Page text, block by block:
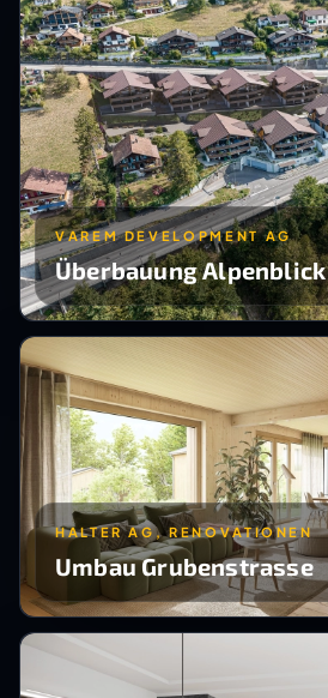
VAREM DEVELOPMENT AG
Überbauung Alpenblick
HALTER AG, RENOVATIONEN
Umbau Grubenstrasse